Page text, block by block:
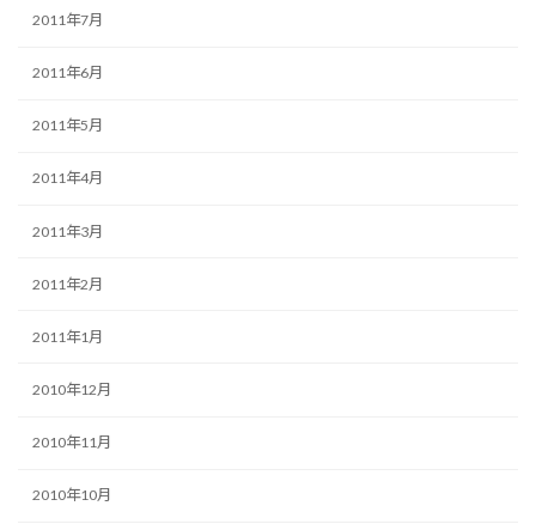
2011年7月
2011年6月
2011年5月
2011年4月
2011年3月
2011年2月
2011年1月
2010年12月
2010年11月
2010年10月